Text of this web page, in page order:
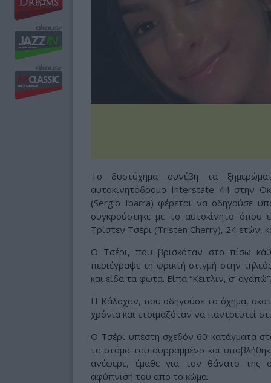
Το δυστύχημα συνέβη τα
αυτοκινητόδρομο Interstate 44 στην
(Sergio Ibarra) φέρεται να οδηγούσε
συγκρούστηκε με το αυτοκίνητο όπου
Τρίστεν Τσέρι (Tristen Cherry), 24 ετών,
Ο Τσέρι, που βρισκόταν στο πίσω
περιέγραψε τη φρικτή στιγμή στην
και είδα τα φώτα. Είπα “Κέιτλιν, σ’
Η Κάλαχαν, που οδηγούσε το όχημα,
χρόνια και ετοιμαζόταν να παντρευτεί
Ο Τσέρι υπέστη σχεδόν 60 κατάγματα
το στόμα του συρραμμένο και
ανέφερε, έμαθε για τον θάνατο της
αφύπνισή του από το κώμα.